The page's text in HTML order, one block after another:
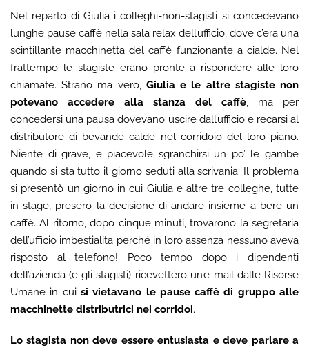
Nel reparto di Giulia i colleghi-non-stagisti si concedevano
lunghe pause caffè nella sala relax dell’ufficio, dove c’era una
scintillante macchinetta del caffè funzionante a cialde. Nel
frattempo le stagiste erano pronte a rispondere alle loro
chiamate. Strano ma vero, Giulia e le altre stagiste non
potevano accedere alla stanza del caffè, ma per
concedersi una pausa dovevano uscire dall’ufficio e recarsi al
distributore di bevande calde nel corridoio del loro piano.
Niente di grave, è piacevole sgranchirsi un po’ le gambe
quando si sta tutto il giorno seduti alla scrivania. Il problema
si presentò un giorno in cui Giulia e altre tre colleghe, tutte
in stage, presero la decisione di andare insieme a bere un
caffè. Al ritorno, dopo cinque minuti, trovarono la segretaria
dell’ufficio imbestialita perché in loro assenza nessuno aveva
risposto al telefono! Poco tempo dopo i dipendenti
dell’azienda (e gli stagisti) ricevettero un’e-mail dalle Risorse
Umane in cui si vietavano le pause caffè di gruppo alle
macchinette distributrici nei corridoi.
Lo stagista non deve essere entusiasta e deve parlare a